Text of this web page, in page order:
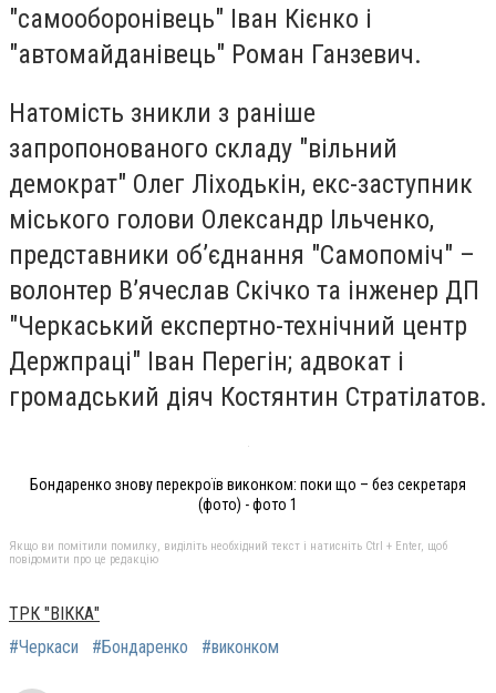
"самооборонівець" Іван Кієнко і
"автомайданівець" Роман Ганзевич.
Натомість зникли з раніше
запропонованого складу "вільний
демократ" Олег Ліходькін, екс-заступник
міського голови Олександр Ільченко,
представники об’єднання "Самопоміч" –
волонтер В’ячеслав Скічко та інженер ДП
"Черкаський експертно-технічний центр
Держпраці" Іван Перегін; адвокат і
громадський діяч Костянтин Стратілатов.
Бондаренко знову перекроїв виконком: поки що – без секретаря
(фото) - фото 1
Якщо ви помітили помилку, виділіть необхідний текст і натисніть Ctrl + Enter, щоб
повідомити про це редакцію
ТРК "ВІККА"
#Черкаси
#Бондаренко #виконком